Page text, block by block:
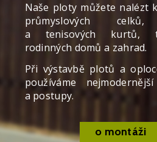
Naše ploty můžete nalézt
průmyslových
a tenisových kurtů,
rodinných domů a zahrad.
Při výstavbě plotů a
používáme
a postupy.
o montáži